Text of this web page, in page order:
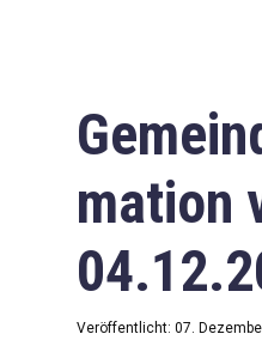
mation
Veröffentlicht: 07.